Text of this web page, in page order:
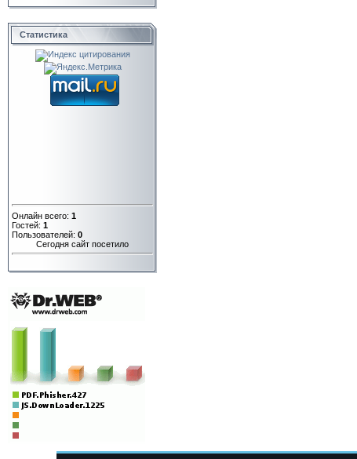
Статистика
Онлайн всего: 1
Гостей: 1
Пользователей: 0
Сегодня сайт посетило